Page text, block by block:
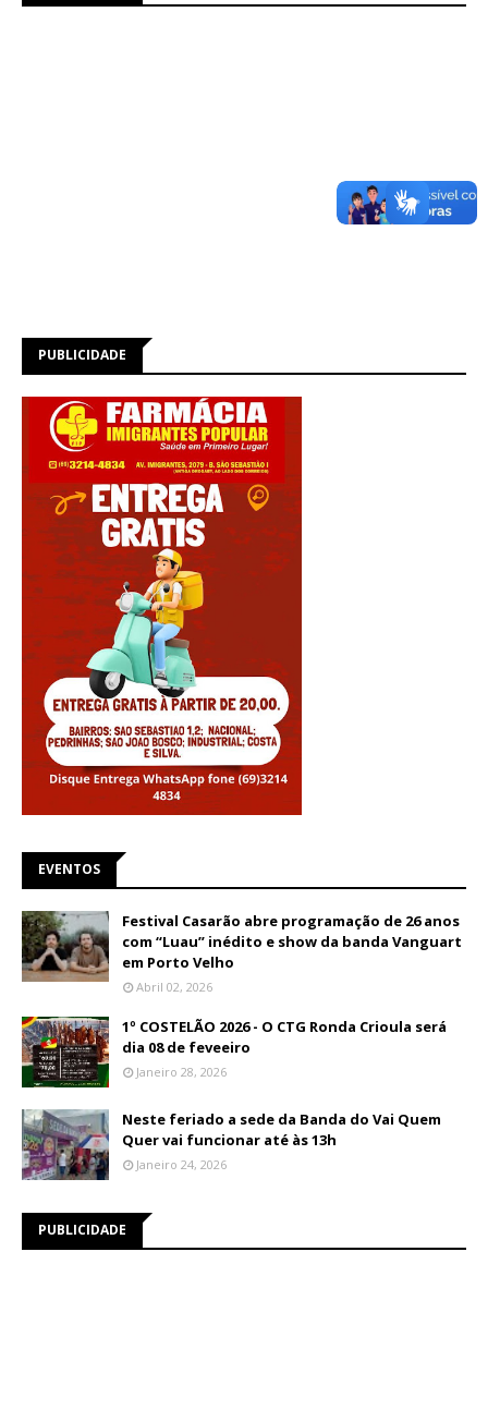
PUBLICIDADE
EVENTOS
Festival Casarão abre programação de 26 anos
com “Luau” inédito e show da banda Vanguart
em Porto Velho
Abril 02, 2026
1º COSTELÃO 2026 - O CTG Ronda Crioula será
dia 08 de feveeiro
Janeiro 28, 2026
Neste feriado a sede da Banda do Vai Quem
Quer vai funcionar até às 13h
Janeiro 24, 2026
PUBLICIDADE